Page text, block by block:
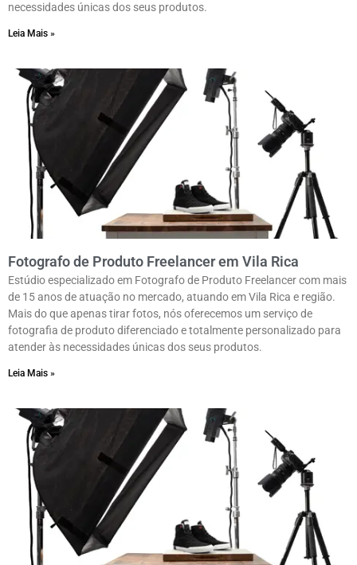
necessidades únicas dos seus produtos.
Leia Mais »
Fotografo de Produto Freelancer em Vila Rica
Estúdio especializado em Fotografo de Produto Freelancer com mais
de 15 anos de atuação no mercado, atuando em Vila Rica e região.
Mais do que apenas tirar fotos, nós oferecemos um serviço de
fotografia de produto diferenciado e totalmente personalizado para
atender às necessidades únicas dos seus produtos.
Leia Mais »